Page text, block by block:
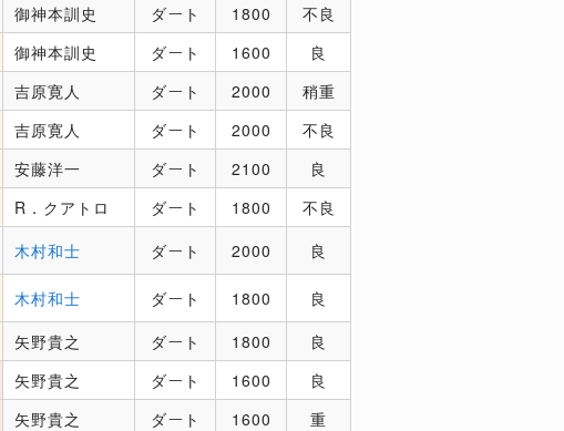
御神本訓史 ダート 1800
不良
御神本訓史 ダート 1600
良
吉原寛人 ダート 2000
稍重
吉原寛人 ダート 2000
不良
安藤洋一 ダート 2100
良
R．クアトロ ダート 1800
不良
木村和士 ダート 2000 良
木村和士 ダート 1800
良
矢野貴之 ダート 1800
良
矢野貴之 ダート 1600
良
矢野貴之 ダート 1600
重